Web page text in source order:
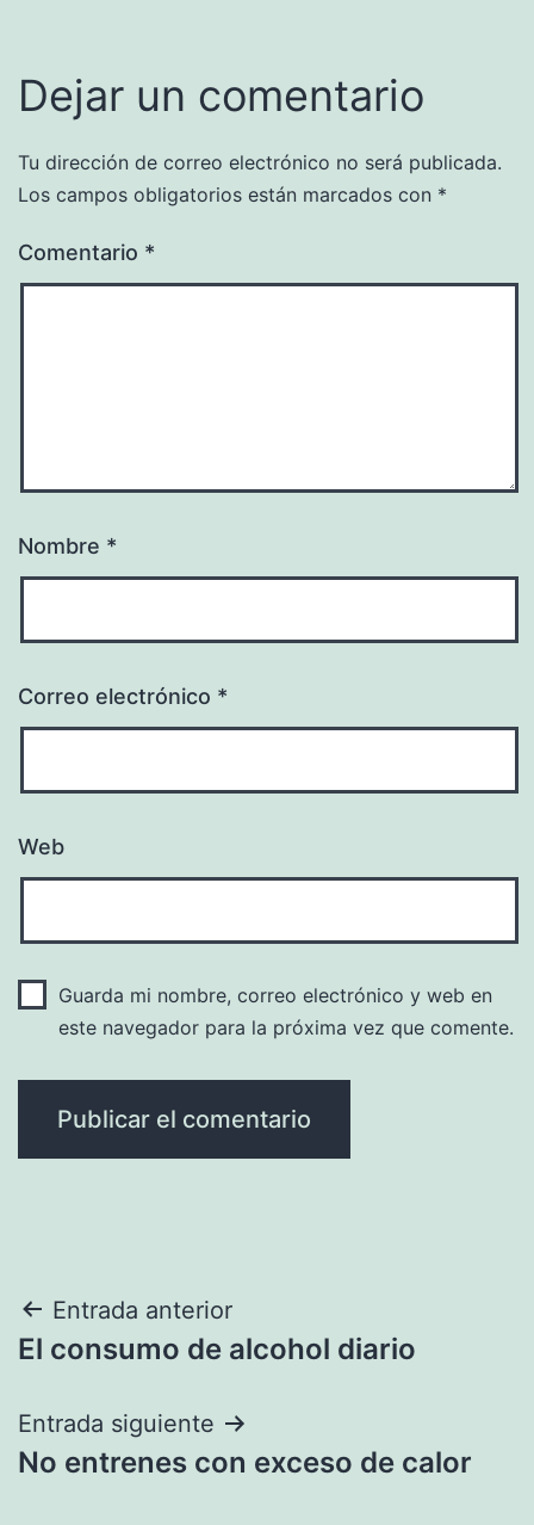
Dejar un comentario
Tu dirección de correo electrónico no será publicada.
Los campos obligatorios están marcados con *
Comentario *
Nombre *
Correo electrónico *
Web
Guarda mi nombre, correo electrónico y web en
este navegador para la próxima vez que comente.
Navegación
de
entradas
Entrada anterior
El consumo de alcohol diario
Entrada siguiente
No entrenes con exceso de calor